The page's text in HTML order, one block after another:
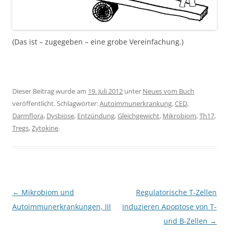
(Das ist – zugegeben – eine grobe Vereinfachung.)
Dieser Beitrag wurde am 19. Juli 2012 unter Neues vom Buch
veröffentlicht. Schlagwörter:Autoimmunerkrankung,CED,
Darmflora, Dysbiose, Entzündung,Gleichgewicht, Mikrobiom,Th17,
Tregs,Zytokine.
Beitragsnavigation
← Mikrobiom und
Autoimmunerkrankungen, III
Regulatorische T-Zellen
induzieren Apoptose von T-
und B-Zellen →